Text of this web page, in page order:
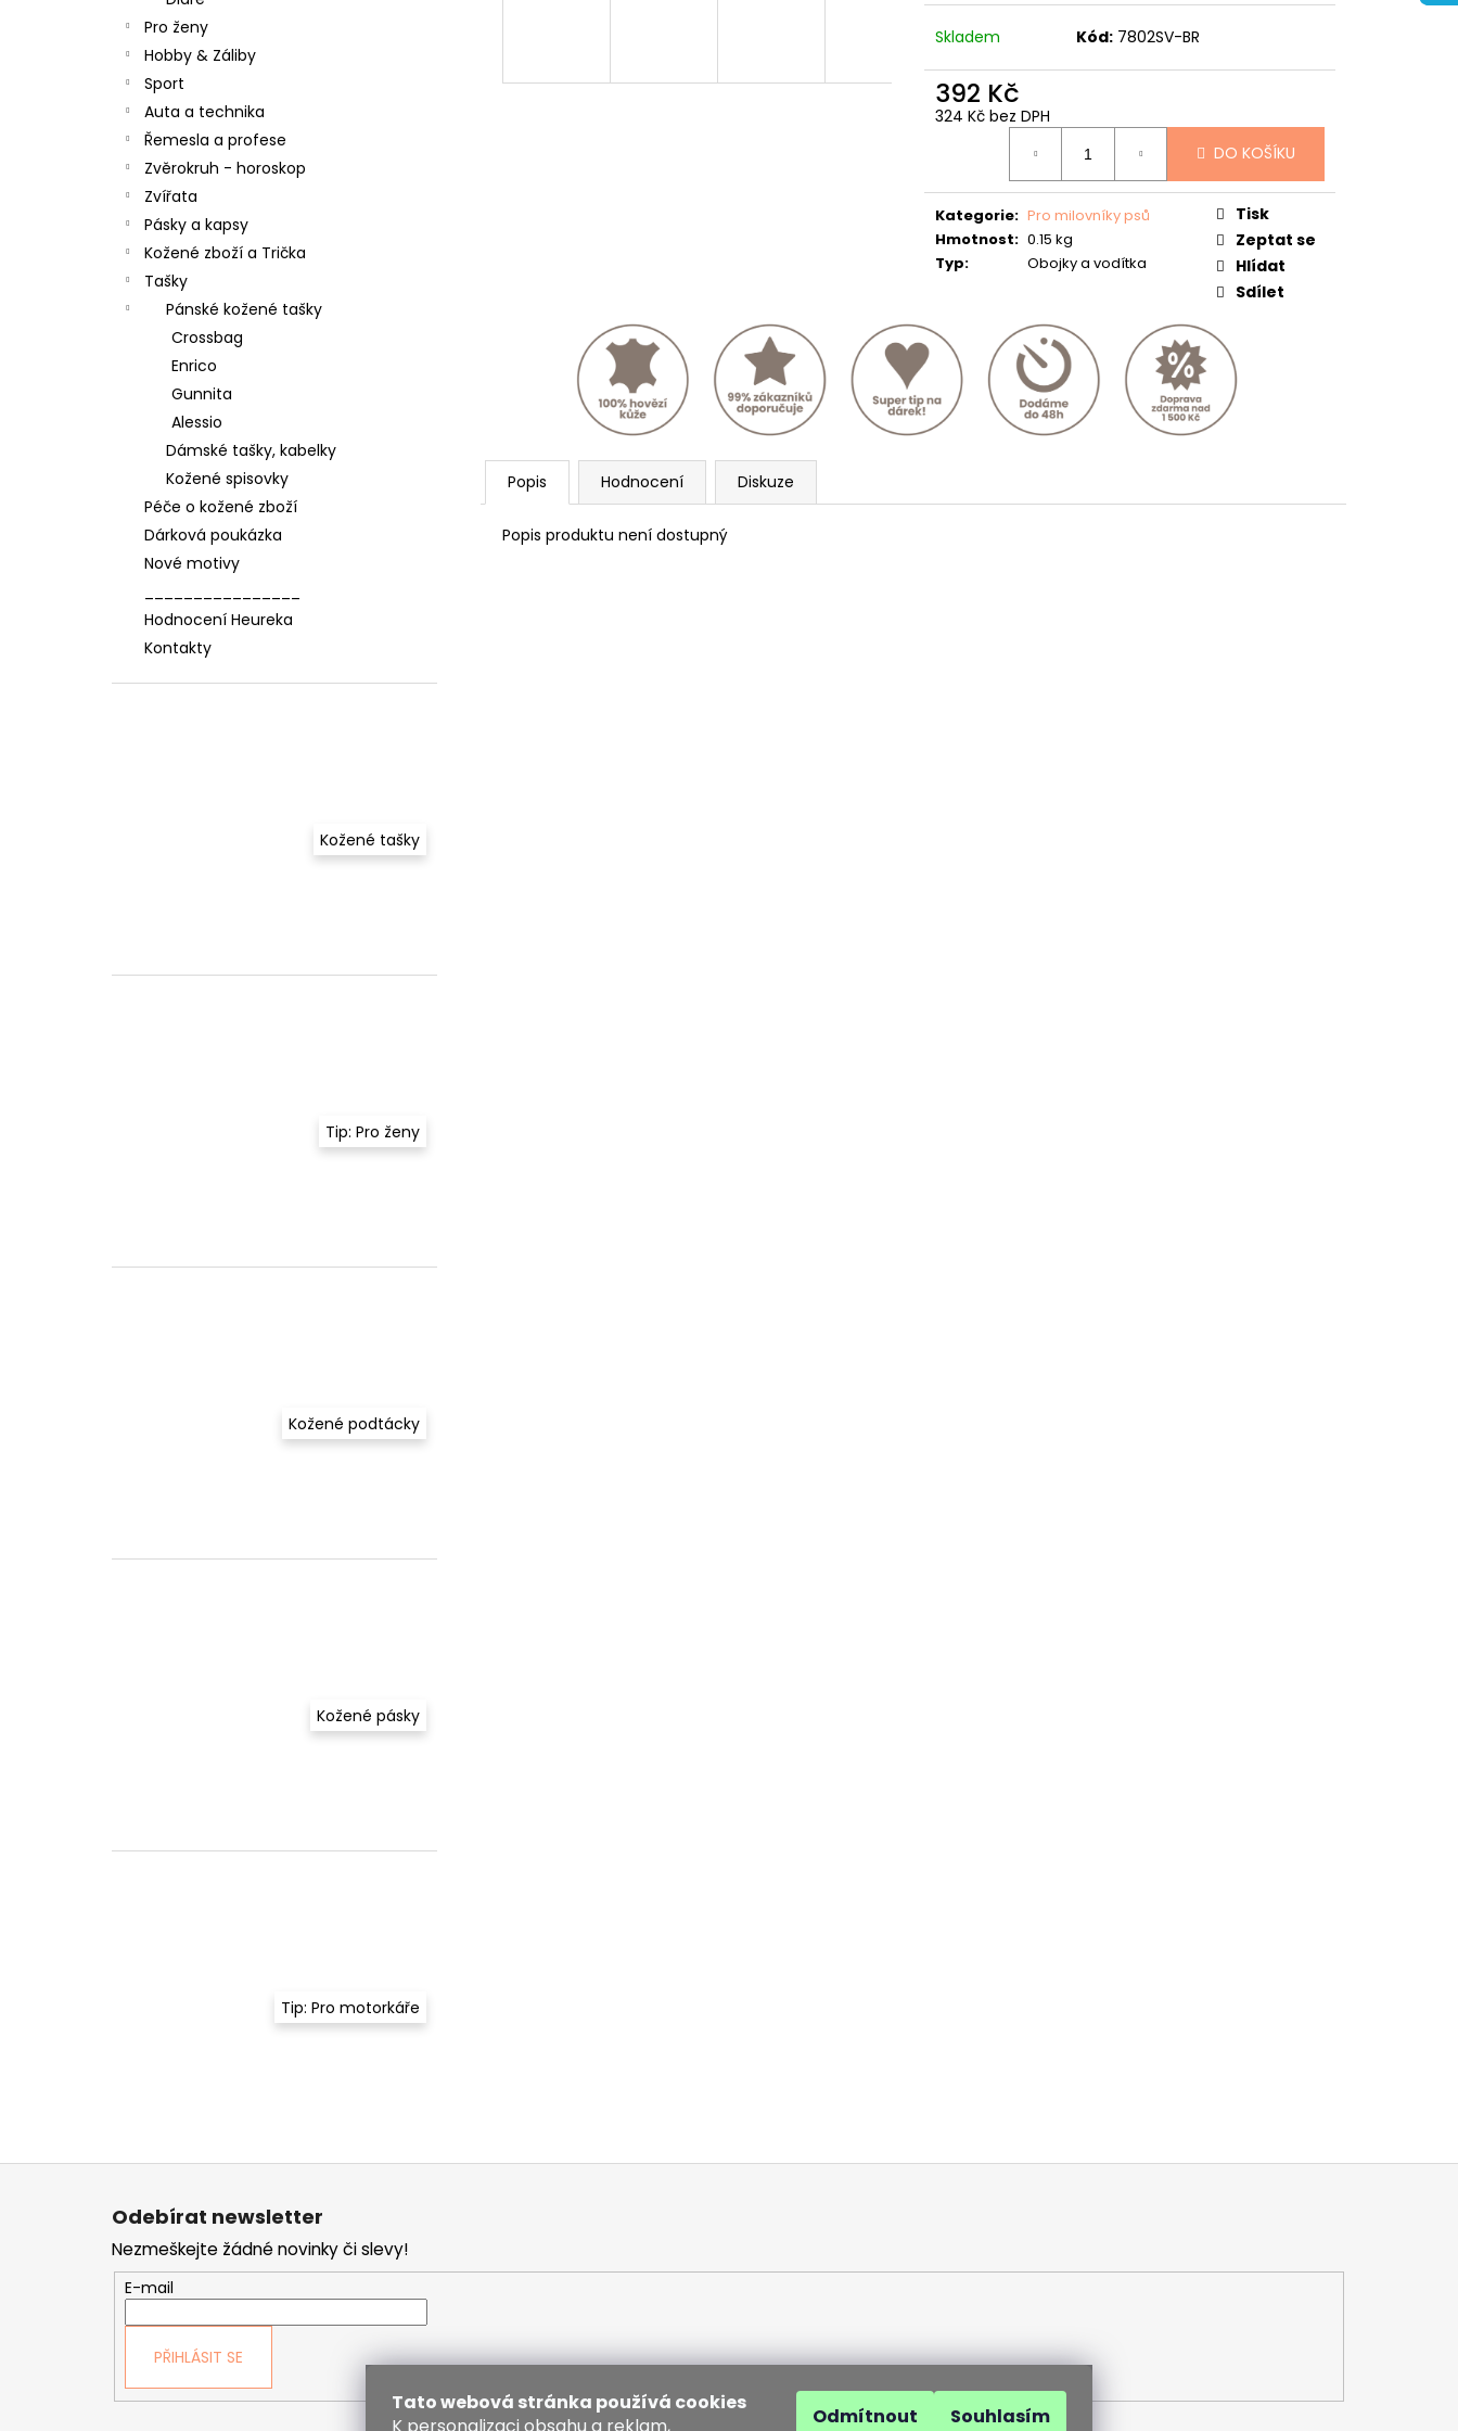
Tato webová stránka používá cookies
Odmítnout Souhlasím
Pro ženy
Hobby & Záliby
Sport
Auta a technika
Řemesla a profese
Zvěrokruh - horoskop
Zvířata
Pásky a kapsy
Kožené zboží a Trička
Tašky
Pánské kožené tašky
Crossbag
Enrico
Gunnita
Alessio
Dámské tašky, kabelky
Kožené spisovky
Péče o kožené zboží
Dárková poukázka
Nové motivy
Hodnocení Heureka
Kontakty
Kožené tašky
Tip: Pro ženy
Kožené podtácky
Kožené pásky
Tip: Pro motorkáře
Skladem Kód: 7802SV-BR
392 Kč
324 Kč bez DPH
DO KOŠÍKU
Kategorie: Pro milovníky psů
Hmotnost: 0.15 kg
Typ: Obojky a vodítka
Tisk
Zeptat se
Hlídat
Sdílet
Popis Hodnocení Diskuze
Popis produktu není dostupný
Odebírat newsletter
Nezmeškejte žádné novinky či slevy!
E-mail
PŘIHLÁSIT SE